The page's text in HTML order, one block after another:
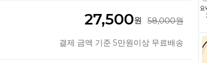
27,500원 58,000원
결제 금액 기준 5만원이상 무료배송